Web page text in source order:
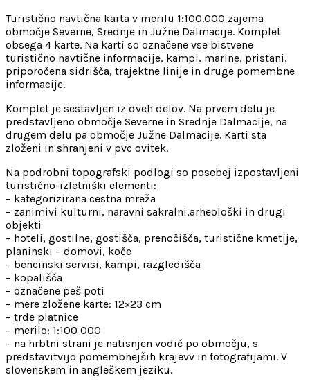
Turistično navtična karta v merilu 1:100.000 zajema
območje Severne, Srednje in Južne Dalmacije. Komplet
obsega 4 karte. Na karti so označene vse bistvene
turistično navtične informacije, kampi, marine, pristani,
priporočena sidrišča, trajektne linije in druge pomembne
informacije.
Komplet je sestavljen iz dveh delov. Na prvem delu je
predstavljeno območje Severne in Srednje Dalmacije, na
drugem delu pa območje Južne Dalmacije. Karti sta
zloženi in shranjeni v pvc ovitek.
Na podrobni topografski podlogi so posebej izpostavljeni
turistično-izletniški elementi:
– kategorizirana cestna mreža
– zanimivi kulturni, naravni sakralni,arheološki in drugi
objekti
– hoteli, gostilne, gostišča, prenočišča, turistične kmetije,
planinski – domovi, koče
– bencinski servisi, kampi, razgledišča
– kopališča
– označene peš poti
– mere zložene karte: 12×23 cm
– trde platnice
– merilo: 1:100 000
– na hrbtni strani je natisnjen vodič po območju, s
predstavitvijo pomembnejših krajevv in fotografijami. V
slovenskem in angleškem jeziku.